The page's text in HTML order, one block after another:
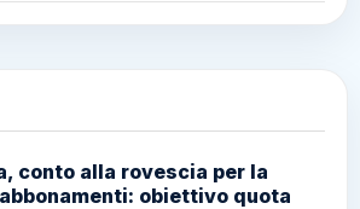
conto alla rovescia per la
obiettivo quota